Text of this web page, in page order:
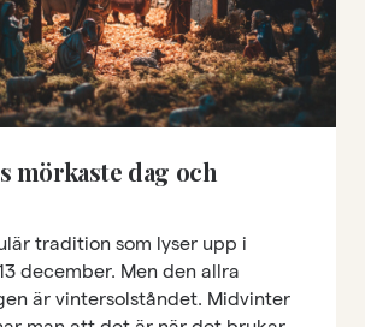
mörkaste dag och
tradition som lyser upp i
december. Men den allra
är vintersolståndet. Midvinter